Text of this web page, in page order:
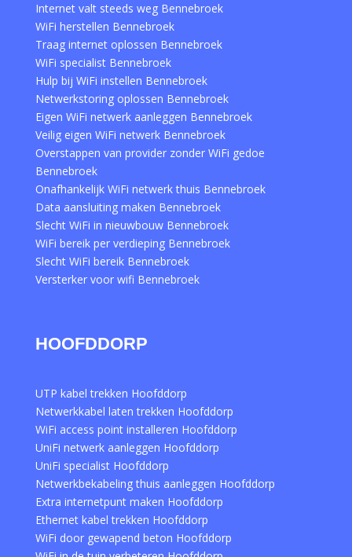
Internet valt steeds weg Bennebroek
WiFi herstellen Bennebroek
Traag internet oplossen Bennebroek
WiFi specialist Bennebroek
Hulp bij WiFi instellen Bennebroek
Netwerkstoring oplossen Bennebroek
Eigen WiFi netwerk aanleggen Bennebroek
Veilig eigen WiFi netwerk Bennebroek
Overstappen van provider zonder WiFi gedoe
Bennebroek
Onafhankelijk WiFi netwerk thuis Bennebroek
Data aansluiting maken Bennebroek
Slecht WiFi in nieuwbouw Bennebroek
WiFi bereik per verdieping Bennebroek
Slecht WiFi bereik Bennebroek
Versterker voor wifi Bennebroek
HOOFDDORP
UTP kabel trekken Hoofddorp
Netwerkkabel laten trekken Hoofddorp
WiFi access point installeren Hoofddorp
UniFi netwerk aanleggen Hoofddorp
UniFi specialist Hoofddorp
Netwerkbekabeling thuis aanleggen Hoofddorp
Extra internetpunt maken Hoofddorp
Ethernet kabel trekken Hoofddorp
WiFi door gewapend beton Hoofddorp